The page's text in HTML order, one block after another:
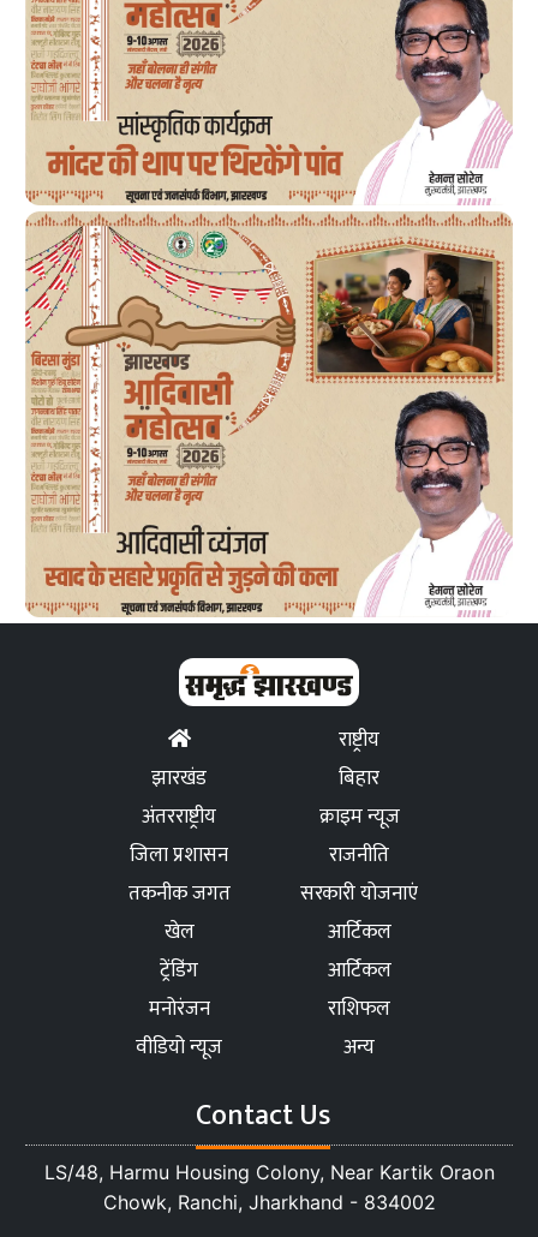
राष्ट्रीय
झारखंड
बिहार
अंतरराष्ट्रीय
क्राइम न्यूज
जिला प्रशासन
राजनीति
तकनीक जगत
सरकारी योजनाएं
खेल
आर्टिकल
ट्रेंडिंग
आर्टिकल
मनोरंजन
राशिफल
वीडियो न्यूज
अन्य
Contact Us
LS/48, Harmu Housing Colony, Near Kartik Oraon
Chowk, Ranchi, Jharkhand - 834002